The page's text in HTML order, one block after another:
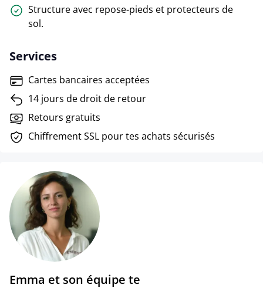
Structure avec repose-pieds et protecteurs de
sol.
Services
Cartes bancaires acceptées
14 jours de droit de retour
Retours gratuits
Chiffrement SSL pour tes achats sécurisés
Emma et son équipe te